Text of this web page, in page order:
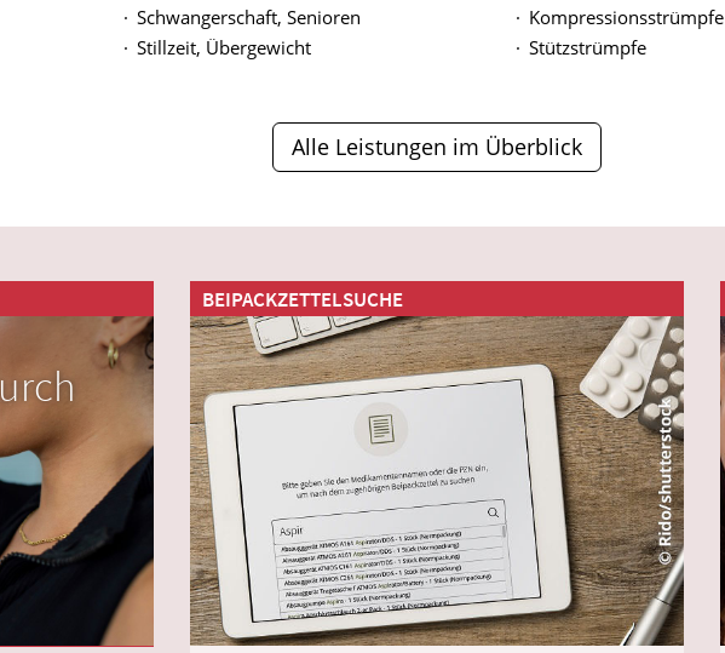
Schwangerschaft, Senioren
Stillzeit, Übergewicht
Kompressionsstrümpfe
Stützstrümpfe
Alle Leistungen im Überblick
BEIPACKZETTELSUCHE